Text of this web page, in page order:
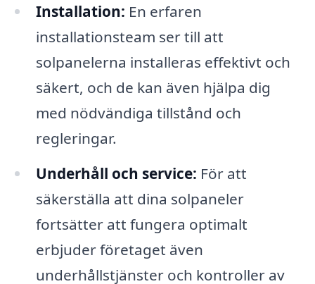
Installation: En erfaren
installationsteam ser till att
solpanelerna installeras effektivt och
säkert, och de kan även hjälpa dig
med nödvändiga tillstånd och
regleringar.
Underhåll och service: För att
säkerställa att dina solpaneler
fortsätter att fungera optimalt
erbjuder företaget även
underhållstjänster och kontroller av